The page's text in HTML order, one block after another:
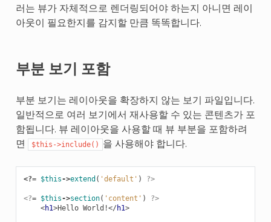
러는 뷰가 자체적으로 렌더링되어야 하는지 아니면 레이
아웃이 필요한지를 감지할 만큼 똑똑합니다.
부분 보기 포함
부분 보기는 레이아웃을 확장하지 않는 보기 파일입니다.
일반적으로 여러 보기에서 재사용할 수 있는 콘텐츠가 포
함됩니다. 뷰 레이아웃을 사용할 때 뷰 부분을 포함하려
면
$this->include() 을 사용해야 합니다.
<?= $this->extend ( 'default' ) ?>
<?= $this->section( 'content' )
?>
<h1>Hello World!</ h1>